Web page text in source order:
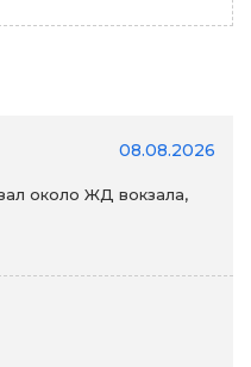
08.08.2026
около ЖД вокзала,